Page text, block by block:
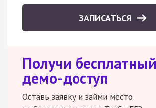
ЗАПИСАТЬСЯ
Получи бесплатный
демо-доступ
Оставь заявку и займи место